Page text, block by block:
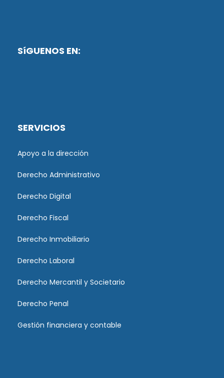
SíGUENOS EN:
SERVICIOS
Apoyo a la dirección
Derecho Administrativo
Derecho Digital
Derecho Fiscal
Derecho Inmobiliario
Derecho Laboral
Derecho Mercantil y Societario
Derecho Penal
Gestión financiera y contable